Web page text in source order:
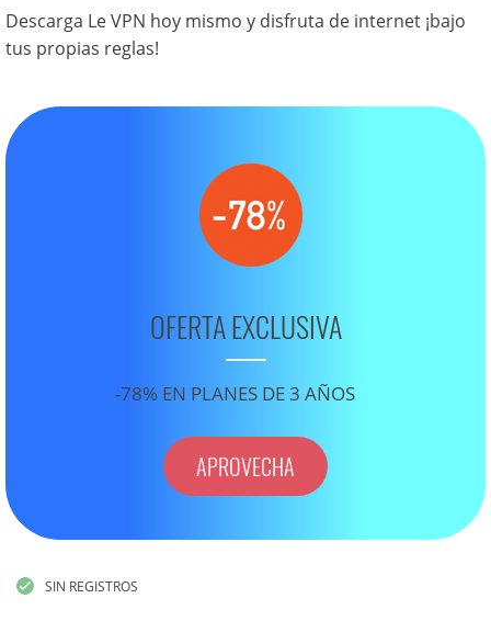
Descarga Le VPN hoy mismo y disfruta de internet ¡bajo
tus propias reglas!
OFERTA EXCLUSIVA
-78% EN PLANES DE 3 AÑOS
APROVECHA
SIN REGISTROS